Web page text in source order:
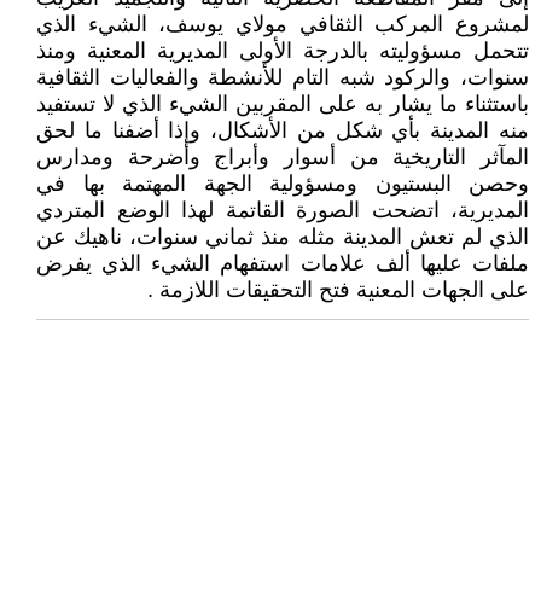
لمشروع المركب الثقافي مولاي يوسف، الشيء الذي
تتحمل مسؤوليته بالدرجة الأولى المديرية المعنية ومنذ
سنوات، والركود شبه التام للأنشطة والفعاليات الثقافية
باستثناء ما يشار به على المقربين الشيء الذي لا تستفيد
منه المدينة بأي شكل من الأشكال، وإذا أضفنا ما لحق
المآثر التاريخية من أسوار وأبراج وأضرحة ومدارس
وحصن البستيون ومسؤولية الجهة المهتمة بها في
المديرية، اتضحت الصورة القاتمة لهذا الوضع المتردي
الذي لم تعش المدينة مثله منذ ثماني سنوات، ناهيك عن
ملفات عليها ألف علامات استفهام الشيء الذي يفرض
على الجهات المعنية فتح التحقيقات اللازمة .